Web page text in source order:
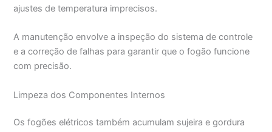
ajustes de temperatura imprecisos.
A manutenção envolve a inspeção do sistema de controle
e a correção de falhas para garantir que o fogão funcione
com precisão.
Limpeza dos Componentes Internos
Os fogões elétricos também acumulam sujeira e gordura